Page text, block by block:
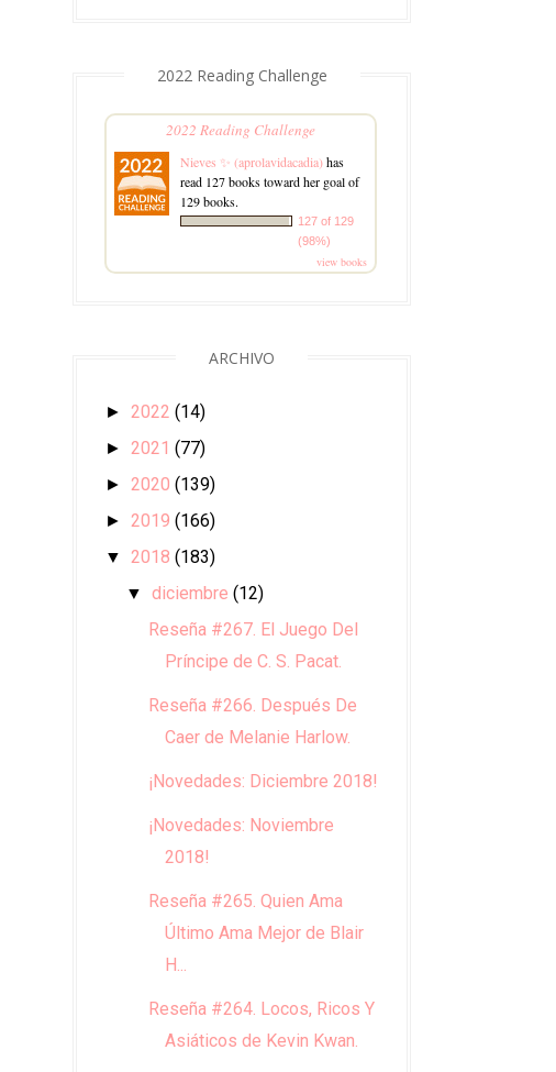
2022 Reading Challenge
2022 Reading Challenge
Nieves ✨ (aprolavidacadia)has
read 127 books toward her goal of
129 books.
127 of 129
(98%)
view books
ARCHIVO
► 2022 (14)
► 2021 (77)
► 2020 (139)
► 2019 (166)
▼ 2018 (183)
▼ diciembre (12)
Reseña #267. El Juego Del
Príncipe de C. S. Pacat.
Reseña #266. Después De
Caer de Melanie Harlow.
¡Novedades: Diciembre 2018!
¡Novedades: Noviembre
2018!
Reseña #265. Quien Ama
Último Ama Mejor de Blair
H...
Reseña #264. Locos, Ricos Y
Asiáticos de Kevin Kwan.